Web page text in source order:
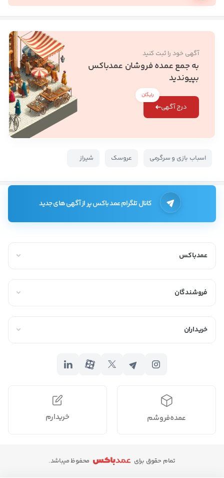
آگهی خود را ثبت کنید
به جمع عمده فروشان عمدباکس
بپیوندید
درج آگهی
رایگان
اسباب بازی و سرگرمی عروسک شیراز
کانال تلگرام عمد باکس پر از آگهی های جدید
عمدباکس
فروشندگان
خریداران
عمده‌فروشم خریدارم
تمام حقوق برای محفوظ میباشد.